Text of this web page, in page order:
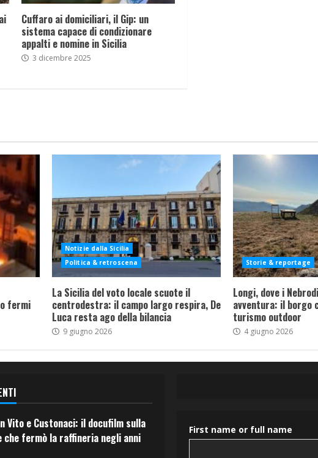
Cuffaro ai domiciliari, il Gip: un
sistema capace di condizionare
appalti e nomine in Sicilia
3 dicembre 2025
fermi
Notizie dalla Sicilia
Politica & retroscena
La Sicilia del voto locale scuote il
centrodestra: il campo largo respira, De
Luca resta ago della bilancia
9 giugno 2026
Storie & reportage
Longi, dove i
avventura: il borgo
turismo outdoor
4 giugno 2026
Vito e Custonaci: il docufilm sulla
fermò la raffineria negli anni
First name or full name